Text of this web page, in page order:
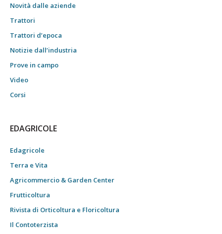
Novità dalle aziende
Trattori
Trattori d’epoca
Notizie dall’industria
Prove in campo
Video
Corsi
EDAGRICOLE
Edagricole
Terra e Vita
Agricommercio & Garden Center
Frutticoltura
Rivista di Orticoltura e Floricoltura
Il Contoterzista